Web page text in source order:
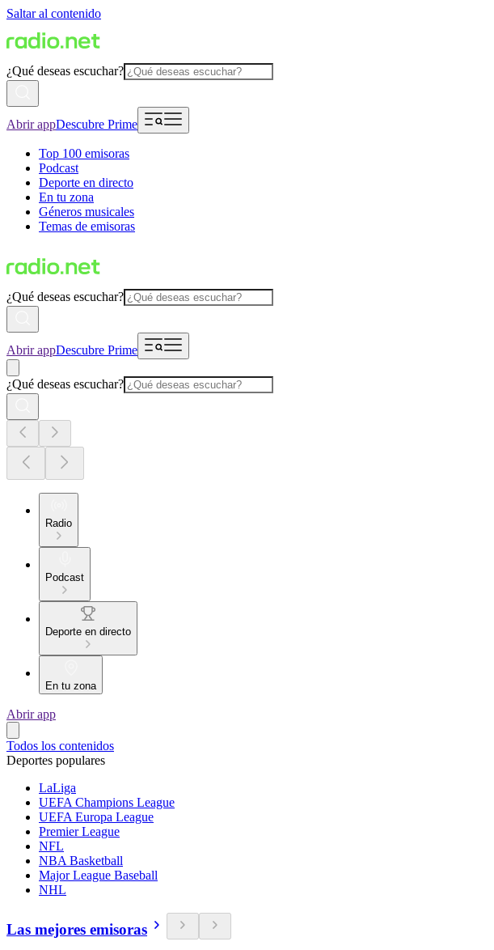
Saltar al contenido
¿Qué deseas escuchar?
Abrir appDescubre Prime
Top 100 emisoras
Podcast
Deporte en directo
En tu zona
Géneros musicales
Temas de emisoras
¿Qué deseas escuchar?
Abrir appDescubre Prime
¿Qué deseas escuchar?
Radio
Podcast
Deporte en directo
En tu zona
Abrir app
Todos los contenidos
Deportes populares
LaLiga
UEFA Champions League
UEFA Europa League
Premier League
NFL
NBA Basketball
Major League Baseball
NHL
Las mejores emisoras